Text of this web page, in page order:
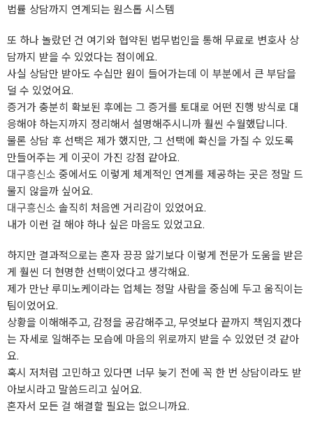
법률 상담까지 연계되는 원스톱 시스템
또 하나 놀랐던 건 여기와 협약된 법무법인을 통해 무료로 변호사 상
담까지 받을 수 있었다는 점이에요.
사실 상담만 받아도 수십만 원이 들어가는데 이 부분에서 큰 부담을
덜 수 있었어요.
증거가 충분히 확보된 후에는 그 증거를 토대로 어떤 진행 방식로 대
응해야 하는지까지 정리해서 설명해주시니까 훨씬 수월했답니다.
물론 상담 후 선택은 제가 했지만, 그 선택에 확신을 가질 수 있도록
만들어주는 게 이곳이 가진 강점 같아요.
대구흥신소 중에서도 이렇게 체계적인 연계를 제공하는 곳은 정말 드
물지 않을까 싶어요.
대구흥신소 솔직히 처음엔 거리감이 있었어요.
내가 이런 걸 해야 하나 싶은 마음도 있었고요.
하지만 결과적으로는 혼자 끙끙 앓기보다 이렇게 전문가 도움을 받은
게 훨씬 더 현명한 선택이었다고 생각해요.
제가 만난 루미노케이라는 업체는 정말 사람을 중심에 두고 움직이는
팀이었어요.
상황을 이해해주고, 감정을 공감해주고, 무엇보다 끝까지 책임지겠다
는 자세로 일해주는 모습에 마음의 위로까지 받을 수 있었던 것 같아
요.
혹시 저처럼 고민하고 있다면 너무 늦기 전에 꼭 한 번 상담이라도 받
아보시라고 말씀드리고 싶어요.
혼자서 모든 걸 해결할 필요는 없으니까요.